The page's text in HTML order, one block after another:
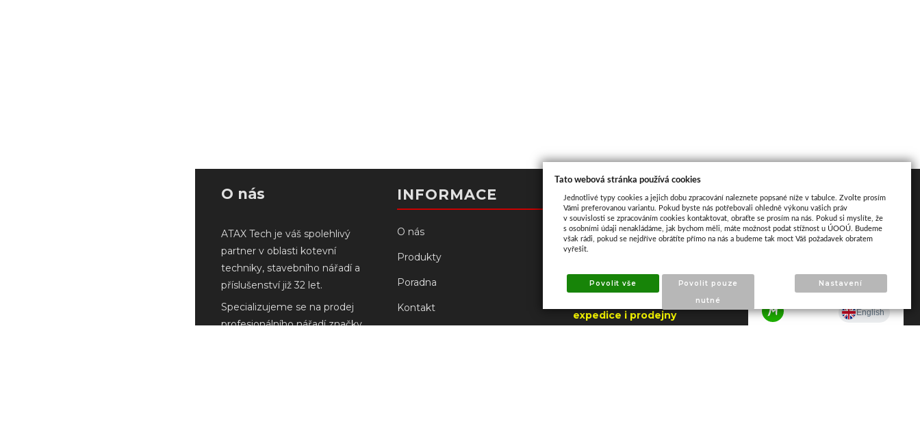
O nás
ATAX Tech je váš spolehlivý
partner v oblasti kotevní
techniky, stavebního nářadí a
příslušenství již 32 let.
Specializujeme se na prodej
profesionálního nářadí značky
INFORMACE
O nás
Produkty
Poradna
Kontakt
Kontakt
Palackého 195
766 61 Napajedla
(od 3.8.2026 do 7.8.2026
expedice i prodejny
Mapa
Tato webová stránka používá cookies
Jednotlivé typy cookies a jejich dobu zpracování naleznete popsané níže v tabulce. Zvolte prosím
Vámi preferovanou variantu. Pokud byste nás potřebovali ohledně výkonu vašich práv
v souvislosti se zpracováním cookies kontaktovat, obraťte se prosím na nás. Pokud si myslíte, že
s osobními údaji nenakládáme, jak bychom měli, máte možnost podat stížnost u ÚOOÚ. Budeme
však rádi, pokud se nejdříve obrátíte přímo na nás a budeme tak moct Váš požadavek obratem
vyřešit.
Povolit vše
Povolit pouze
nutné
Nastavení